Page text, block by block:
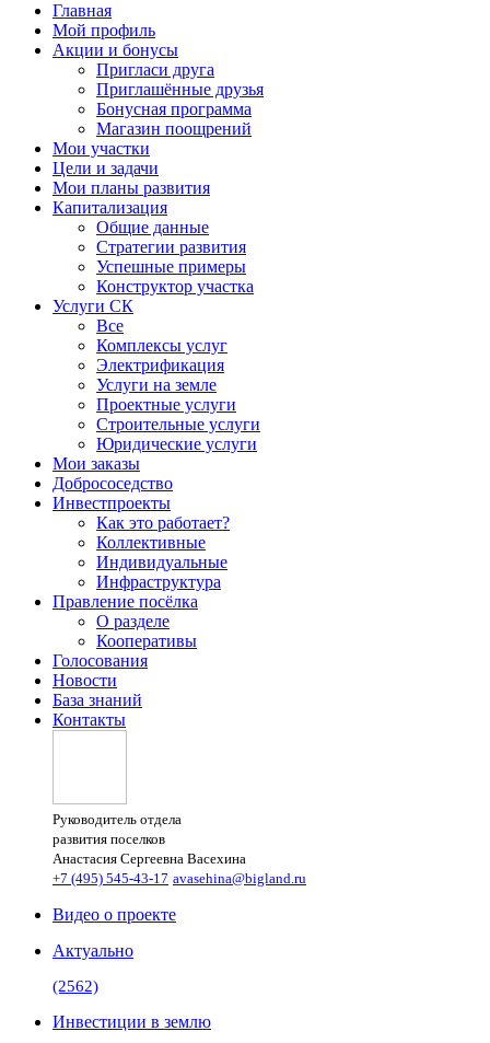
Главная
Мой профиль
Акции и бонусы
Пригласи друга
Приглашённые друзья
Бонусная программа
Магазин поощрений
Мои участки
Цели и задачи
Мои планы развития
Капитализация
Общие данные
Стратегии развития
Успешные примеры
Конструктор участка
Услуги СК
Все
Комплексы услуг
Электрификация
Услуги на земле
Проектные услуги
Строительные услуги
Юридические услуги
Мои заказы
Добрососедство
Инвестпроекты
Как это работает?
Коллективные
Индивидуальные
Инфраструктура
Правление посёлка
О разделе
Кооперативы
Голосования
Новости
База знаний
Контакты
Руководитель отдела
развития поселков
Анастасия Сергеевна Васехина
+7 (495) 545-43-17 avasehina@bigland.ru
Видео о проекте
Актуально
(2562)
Инвестиции в землю